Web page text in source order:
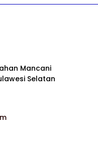
Mancani
Selatan